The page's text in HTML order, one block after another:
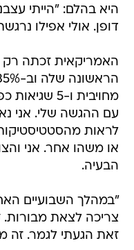
היא בהלם: "הייתי
דופן. אולי אפילו
מחויבית ו-5
עם ההגשה שלי. אני
לראות
או משהו אחר. אני
הבעיה.
"במהלך השבועיים
צריכה לצאת מבורות.
זאת הגעתי לגמר. זה